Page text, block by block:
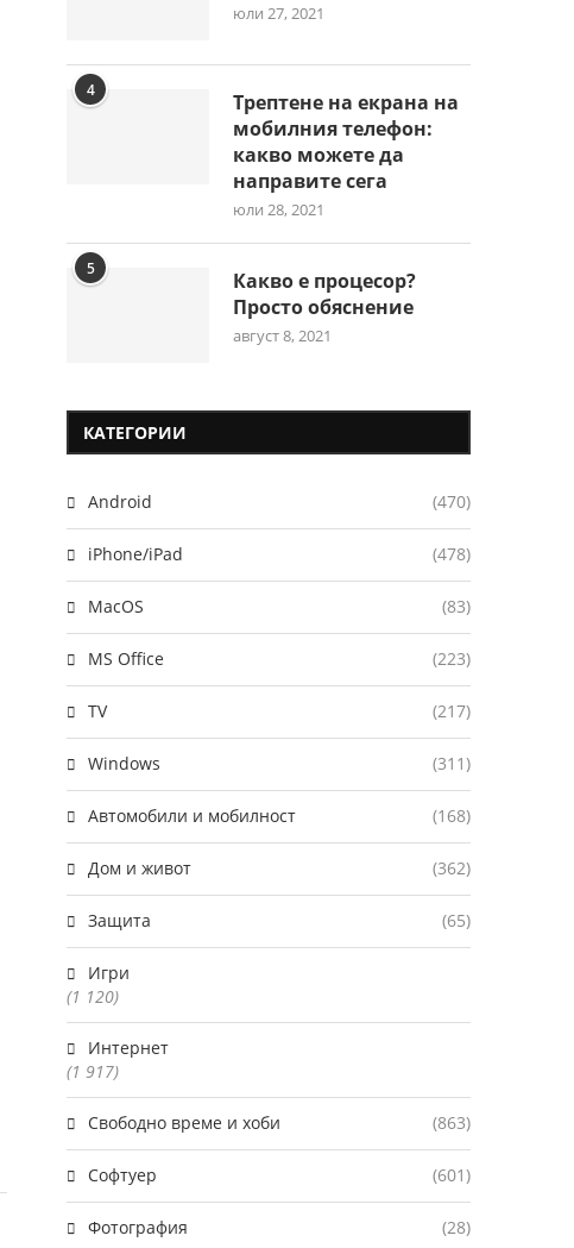
юли 27, 2021
4
Трептене на екрана на
мобилния телефон:
какво можете да
направите сега
юли 28, 2021
5
Какво е процесор?
Просто обяснение
август 8, 2021
КАТЕГОРИИ
Android (470)
iPhone/iPad (478)
MacOS (83)
MS Office (223)
TV (217)
Windows (311)
Автомобили и мобилност (168)
Дом и живот (362)
Защита (65)
Игри
(1 120)
Интернет
(1 917)
Свободно време и хоби (863)
Софтуер (601)
Фотография (28)